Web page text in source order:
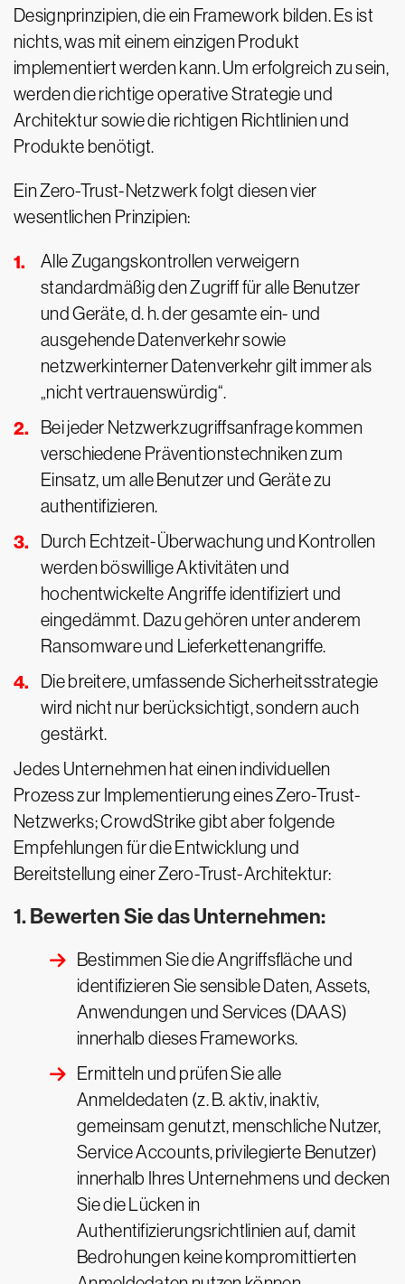
Designprinzipien, die ein Framework bilden. Es ist
nichts, was mit einem einzigen Produkt
implementiert werden kann. Um erfolgreich zu sein,
werden die richtige operative Strategie und
Architektur sowie die richtigen Richtlinien und
Produkte benötigt.
Ein Zero-Trust-Netzwerk folgt diesen vier
wesentlichen Prinzipien:
Alle Zugangskontrollen verweigern
standardmäßig den Zugriff für alle Benutzer
und Geräte, d. h. der gesamte ein- und
ausgehende Datenverkehr sowie
netzwerkinterner Datenverkehr gilt immer als
„nicht vertrauenswürdig“.
Bei jeder Netzwerkzugriffsanfrage kommen
verschiedene Präventionstechniken zum
Einsatz, um alle Benutzer und Geräte zu
authentifizieren.
Durch Echtzeit-Überwachung und Kontrollen
werden böswillige Aktivitäten und
hochentwickelte Angriffe identifiziert und
eingedämmt. Dazu gehören unter anderem
Ransomware und Lieferkettenangriffe.
Die breitere, umfassende Sicherheitsstrategie
wird nicht nur berücksichtigt, sondern auch
gestärkt.
Jedes Unternehmen hat einen individuellen
Prozess zur Implementierung eines Zero-Trust-
Netzwerks; CrowdStrike gibt aber folgende
Empfehlungen für die Entwicklung und
Bereitstellung einer Zero-Trust-Architektur:
1. Bewerten Sie das Unternehmen:
Bestimmen Sie die Angriffsfläche und
identifizieren Sie sensible Daten, Assets,
Anwendungen und Services (DAAS)
innerhalb dieses Frameworks.
Ermitteln und prüfen Sie alle
Anmeldedaten (z. B. aktiv, inaktiv,
gemeinsam genutzt, menschliche Nutzer,
Service Accounts, privilegierte Benutzer)
innerhalb Ihres Unternehmens und decken
Sie die Lücken in
Authentifizierungsrichtlinien auf, damit
Bedrohungen keine kompromittierten